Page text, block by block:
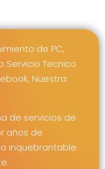
de PC,
Tecnico
Nuestra
de servicios de
años de
inquebrantable